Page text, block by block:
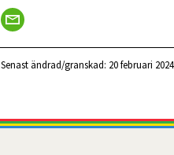
Senast ändrad/granskad: 20 februari 2024